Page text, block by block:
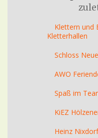
Klettern und
Kletterhallen
Schloss
AWO
Spaß im
KiEZ
Heinz